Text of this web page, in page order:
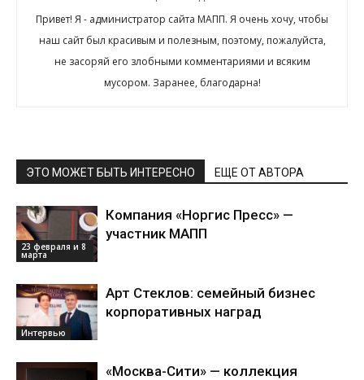
Привет! Я - администратор сайта МАПП. Я очень хочу, чтобы
наш сайт был красивым и полезным, поэтому, пожалуйста,
не засоряй его злобными комментариями и всяким
мусором. Заранее, благодарна!
ЭТО МОЖЕТ БЫТЬ ИНТЕРЕСНО ЕЩЕ ОТ АВТОРА
23 февраля и 8
марта
Компания «Норгис Пресс» —
участник МАПП
Интервью
Арт Стеклов: семейный бизнес
корпоративных наград
«Москва-Сити» — коллекция